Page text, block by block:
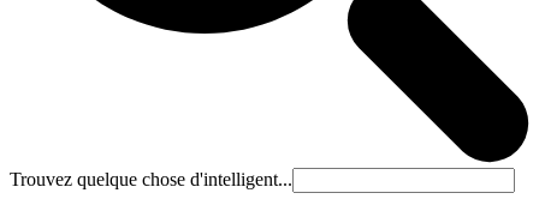
Trouvez quelque chose d'intelligent...